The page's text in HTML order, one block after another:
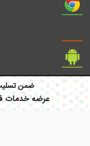
ضمن
عرضه خدمات